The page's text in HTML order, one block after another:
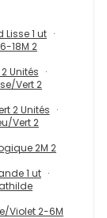
1 ut
18M 2
Unités
Vert 2
2 Unités
Vert 2
2M 2
1 ut
Violet 2-6M